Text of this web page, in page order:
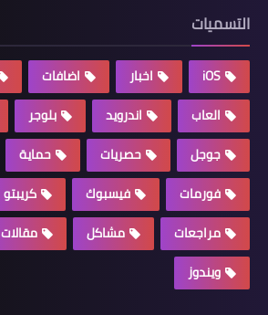
التسميات
iOS اخبار اضافات
العاب
اندرويد بلوجر
جوجل
حصريات حماية
فورمات
فيسبوك كريبتو
مراجعات
مشاكل مقالات
ويندوز